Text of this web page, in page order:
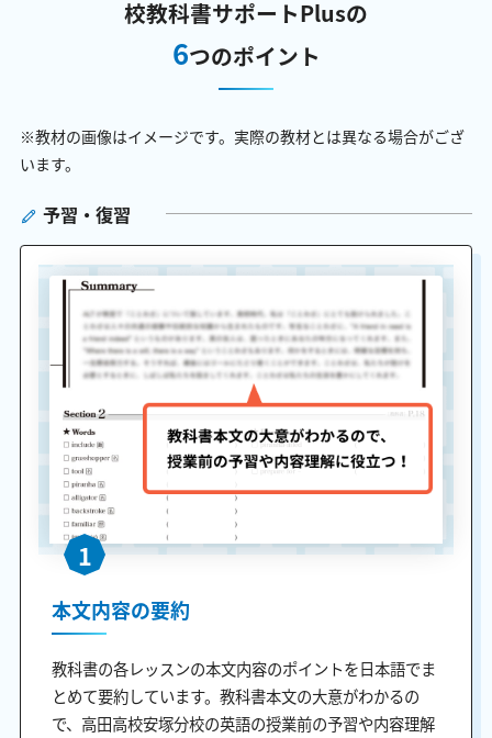
校教科書サポートPlusの
6つのポイント
※教材の画像はイメージです。実際の教材とは異なる場合がござ
います。
予習・復習
1
本文内容の要約
教科書の各レッスンの本文内容のポイントを日本語でま
とめて要約しています。教科書本文の大意がわかるの
で、高田高校安塚分校の英語の授業前の予習や内容理解